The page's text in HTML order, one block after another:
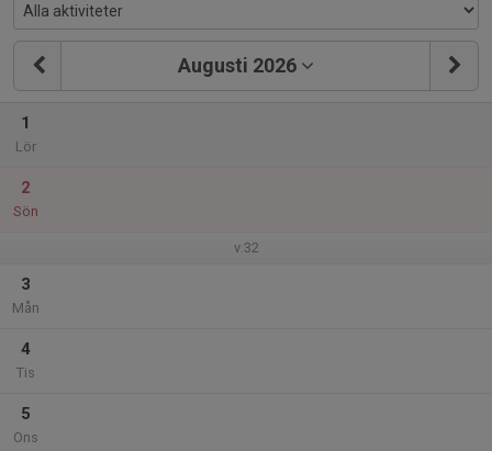
Augusti 2026
1
Lör
2
Sön
v.32
3
Mån
4
Tis
5
Ons